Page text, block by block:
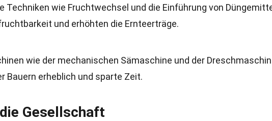
Techniken wie Fruchtwechsel und die Einführung von
und erhöhten die Ernteerträge.
wie der mechanischen Sämaschine und der
Bauern erheblich und sparte Zeit.
Gesellschaft